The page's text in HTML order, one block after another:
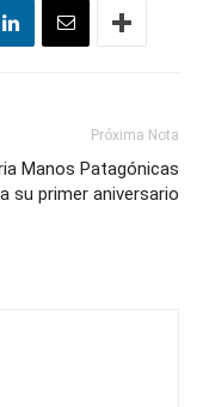
Próxima Nota
Manos Patagónicas
su primer aniversario